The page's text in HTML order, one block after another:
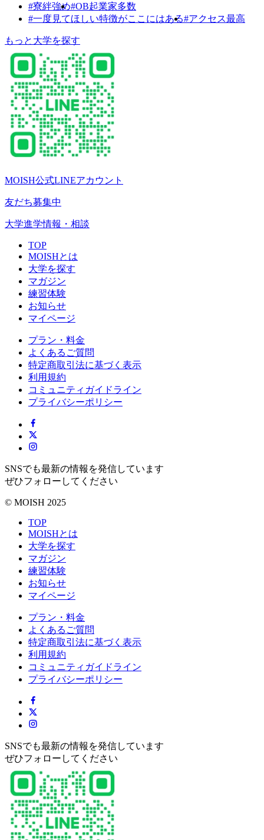
#寮絆強め#OB起業家多数
#一度見てほしい特徴がここにはある#アクセス最高
もっと大学を探す
MOISH公式LINEアカウント
友だち募集中
大学進学情報・相談
TOP
MOISHとは
大学を探す
マガジン
練習体験
お知らせ
マイページ
プラン・料金
よくあるご質問
特定商取引法に基づく表示
利用規約
コミュニティガイドライン
プライバシーポリシー
SNSでも最新の情報を発信しています
ぜひフォローしてください
© MOISH 2025
TOP
MOISHとは
大学を探す
マガジン
練習体験
お知らせ
マイページ
プラン・料金
よくあるご質問
特定商取引法に基づく表示
利用規約
コミュニティガイドライン
プライバシーポリシー
SNSでも最新の情報を発信しています
ぜひフォローしてください